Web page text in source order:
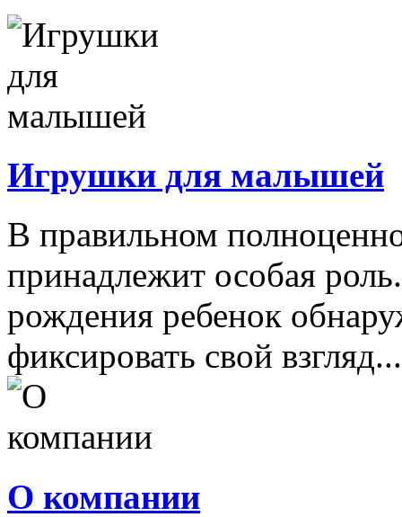
Игрушки для малышей
В правильном
принадлежит особая
рождения ребенок
фиксировать свой взгляд...
О компании